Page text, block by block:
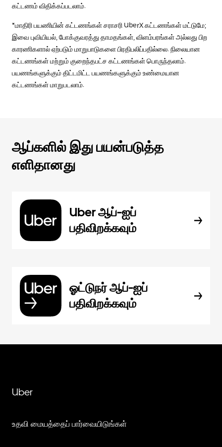
கட்டணம் விதிக்கப்படலாம்.
*மாதிரி பயணியின் கட்டணங்கள் சராசரி UberX கட்டணங்கள் மட்டுமே;
இவை புவியியல், போக்குவரத்து தாமதங்கள், விளம்பரங்கள் அல்லது பிற
காரணிகளால் ஏற்படும் மாறுபாடுகளை பிரதிபலிப்பதில்லை. நிலையான
கட்டணங்கள் மற்றும் குறைந்தபட்ச கட்டணங்கள் பொருந்தலாம்.
பயணங்களுக்கும் திட்டமிட்ட பயணங்களுக்கும் உண்மையான
கட்டணங்கள் மாறுபடலாம்.
ஆப்களில் இது பயன்படுத்த
எளிதானது
Uber ஆப்-ஐப்
பதிவிறக்கவும்
ஓட்டுநர் ஆப்-ஐப்
பதிவிறக்கவும்
Uber
உதவி மையத்தைப் பார்வையிடுங்கள்